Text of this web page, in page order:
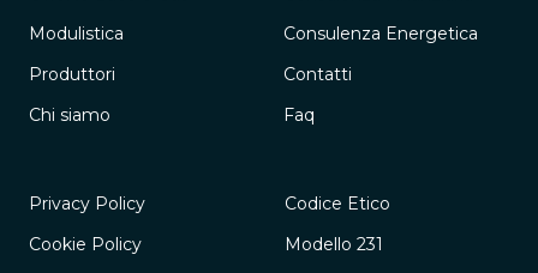
Modulistica
Produttori
Chi siamo
Consulenza Energetica
Contatti
Faq
Privacy Policy
Cookie Policy
Codice Etico
Modello 231